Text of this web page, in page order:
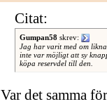
Citat:
Gumpan58skrev:
Jag har varit med om
inte var möjligt att sy
köpa reservdel till den.
Var det samma